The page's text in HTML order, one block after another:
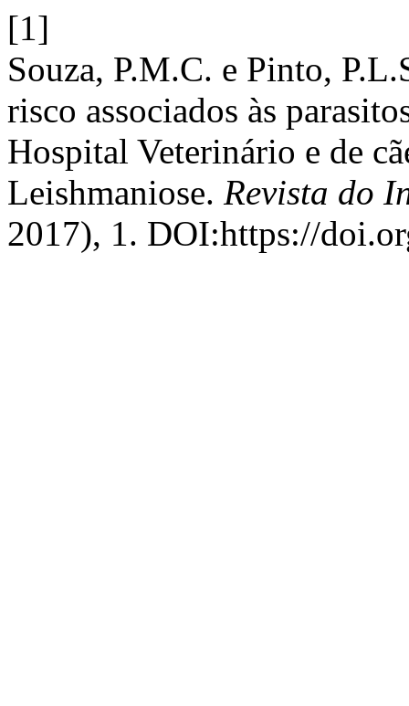
[1]
Souza, P.M.C. e Pinto,
risco associados às
Hospital Veterinário e de
Leishmaniose. Revista do
2017), 1. DOI:https://